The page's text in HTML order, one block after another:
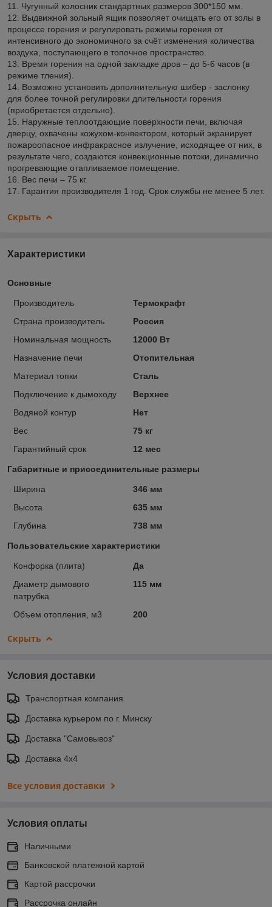
11. Чугунный колосник стандартных размеров 300*150 мм.
12. Выдвижной зольный ящик позволяет очищать его от золы в
процессе горения и регулировать режимы горения от
интенсивного до экономичного за счёт изменения количества
воздуха, поступающего в топочное пространство.
13. Время горения на одной закладке дров – до 5-6 часов (в
режиме тления).
14. Возможно установить дополнительную шибер - заслонку
для более точной регулировки длительности горения
(приобретается отдельно).
15. Наружные теплоотдающие поверхности печи, включая
дверцу, охвачены кожухом-конвектором, который экранирует
пожароопасное инфракрасное излучение, исходящее от них, в
результате чего, создаются конвекционные потоки, динамично
прогревающие отапливаемое помещение.
16. Вес печи – 75 кг.
17. Гарантия производителя 1 год. Срок службы не менее 5 лет.
Скрыть
Характеристики
Основные
Производитель
Термокрафт
Страна производитель
Россия
Номинальная мощность
12000 Вт
Назначение печи
Отопительная
Материал топки
Сталь
Подключение к дымоходу
Верхнее
Водяной контур
Нет
Вес
75 кг
Гарантийный срок
12 мес
Габаритные и присоединительные размеры
Ширина
346 мм
Высота
635 мм
Глубина
738 мм
Пользовательские характеристики
Конфорка (плита)
Да
Диаметр дымового
патрубка
115 мм
Объем отопления, м3 200
Скрыть
Условия доставки
Транспортная компания
Доставка курьером по г. Минску
Доставка "Самовывоз"
Доставка 4х4
Все условия доставки
Условия оплаты
Наличными
Банковской платежной картой
Картой рассрочки
Рассрочка онлайн